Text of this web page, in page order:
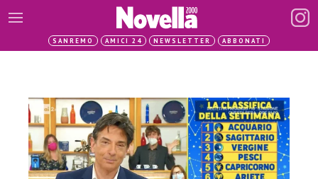
SANREMO AMICI 24 NEWSLETTER ABBONATI